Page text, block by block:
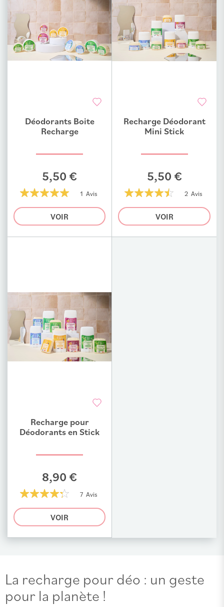
Ajouter au comparateur
Déodorants Boite
Recharge
5,50 €
100%
1 Avis
VOIR
Ajouter au comparateur
Recharge Déodorant
Mini Stick
5,50 €
90%
2 Avis
VOIR
Ajouter au comparateur
Recharge pour
Déodorants en Stick
8,90 €
86%
7 Avis
VOIR
La recharge pour déo : un geste
pour la planète !